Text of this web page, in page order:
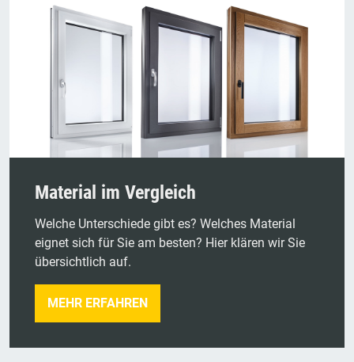
Material im Vergleich
Welche Unterschiede gibt es? Welches Material
eignet sich für Sie am besten? Hier klären wir Sie
übersichtlich auf.
MEHR ERFAHREN